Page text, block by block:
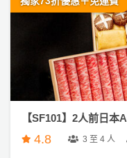
驗
【SF101】2人前日
4.8 3 至 4 人